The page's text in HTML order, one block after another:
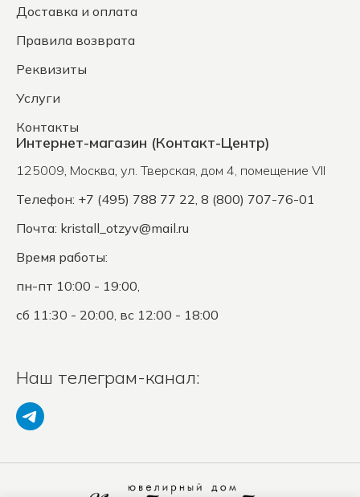
Доставка и оплата
Правила возврата
Реквизиты
Услуги
Контакты
Интернет-магазин (Контакт-Центр)
125009, Москва, ул. Тверская, дом 4, помещение VII
Телефон: +7 (495) 788 77 22, 8 (800) 707-76-01
Почта: kristall_otzyv@mail.ru
Время работы:
пн-пт 10:00 - 19:00,
сб 11:30 - 20:00, вс 12:00 - 18:00
Наш телеграм-канал: